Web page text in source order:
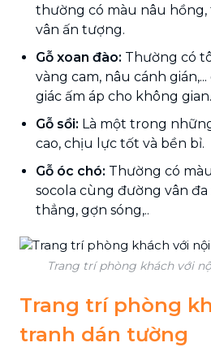
thường có màu nâu hồng,
vân ấn tượng.
Gỗ xoan đào: Thường có
vàng cam, nâu cánh
giác ấm áp cho không gian.
Gỗ sồi: Là một trong
cao, chịu lực tốt và bền bỉ.
Gỗ óc chó: Thường có
socola cùng đường vân
thẳng, gợn sóng,..
Trang trí phòng khách với
Trang trí phòng
tranh dán tường